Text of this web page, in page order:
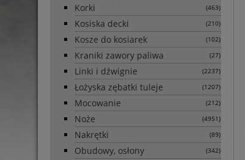
Korki (463)
Kosiska decki (210)
Kosze do kosiarek (102)
Kraniki zawory paliwa (27)
Linki i dźwignie (2237)
Łożyska zębatki tuleje (1207)
Mocowanie (212)
Noże (4951)
Nakrętki (89)
Obudowy, osłony (342)